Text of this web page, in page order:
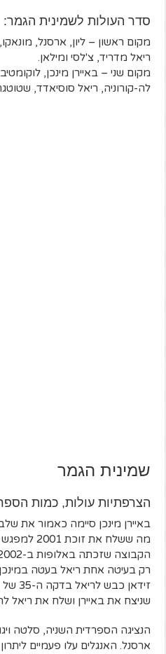
סדר העולות לשמינית הגמר:
מקום ראשון – ליון, ארסנל,
ריאל מדריד, צ'לסי ומילאן.
מקום שני – באיירן מינכן,
לה-קורוניה, ריאל סוסיאדד,
שמינית הגמר
הצרפתיות עולות, כמות
באיירן מינכן סיימה כאמור את
מה ששלח את
הקבוצה שזכתה באלופות ב-2002.
שניצח את באיירן ושלח את ריאל
הנציגה הספרדית השניה, סלטה
ארסנל. האנגלים עלו פעמיים